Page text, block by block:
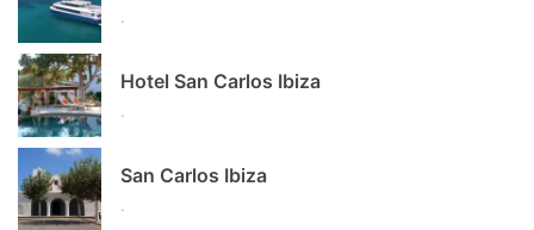
Hotel San Carlos Ibiza
San Carlos Ibiza